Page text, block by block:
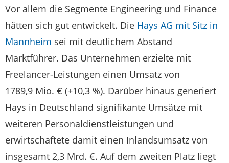
Vor allem die Segmente Engineering und Finance
hätten sich gut entwickelt. Die Hays AG mit Sitz in
Mannheim sei mit deutlichem Abstand
Marktführer. Das Unternehmen erzielte mit
Freelancer-Leistungen einen Umsatz von
1789,9 Mio. € (+10,3 %). Darüber hinaus generiert
Hays in Deutschland signifikante Umsätze mit
weiteren Personaldienstleistungen und
erwirtschaftete damit einen Inlandsumsatz von
insgesamt 2,3 Mrd. €. Auf dem zweiten Platz liegt